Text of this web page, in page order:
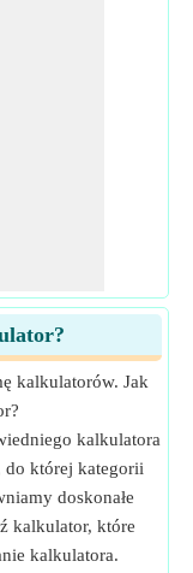
kalkulatorów. Jak
kalkulatora
do której kategorii
doskonałe
kalkulator, które
kalkulatora.